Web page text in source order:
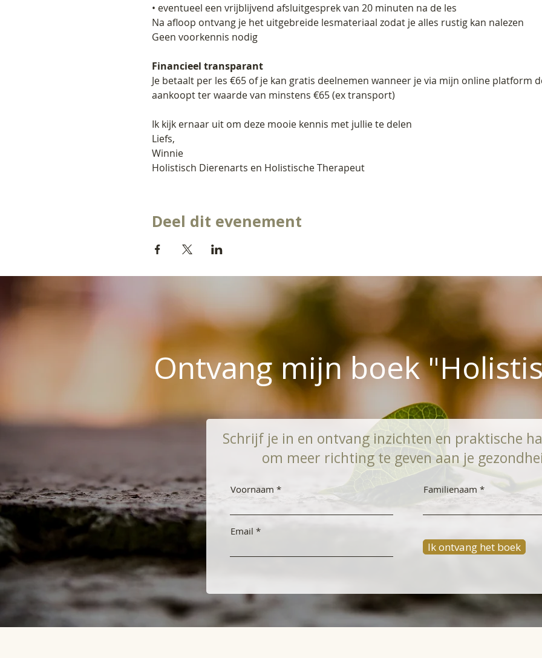
• eventueel een vrijblijvend afsluitgesprek van 20 minuten na de les
Na afloop ontvang je het uitgebreide lesmateriaal zodat je alles rustig kan nalezen
Geen voorkennis nodig
Financieel transparant
Je betaalt per les €65 of je kan gratis deelnemen wanneer je via mijn online platform
aankoopt ter waarde van minstens €65 (ex transport)
Ik kijk ernaar uit om deze mooie kennis met jullie te delen
Liefs,
Winnie
Holistisch Dierenarts en Holistische Therapeut
Deel dit evenement
Ontvang mijn boek
Schrijf je in en ontvang inzichten en praktische
om meer richting te geven aan je
Voornaam Familienaam
Email
Ik ontvang het boek